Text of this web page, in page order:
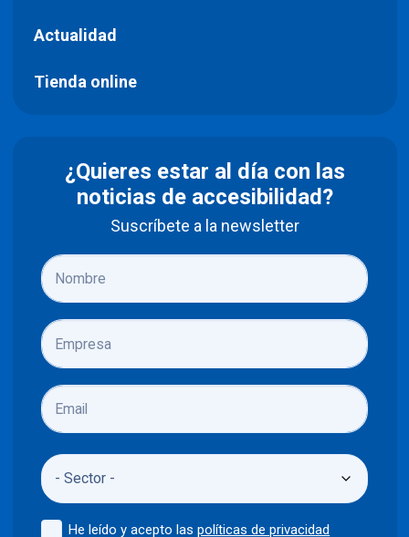
Actualidad
Tienda online
¿Quieres estar al día con las
noticias de accesibilidad?
Suscríbete a la newsletter
He leído y acepto laspolíticas de privacidad